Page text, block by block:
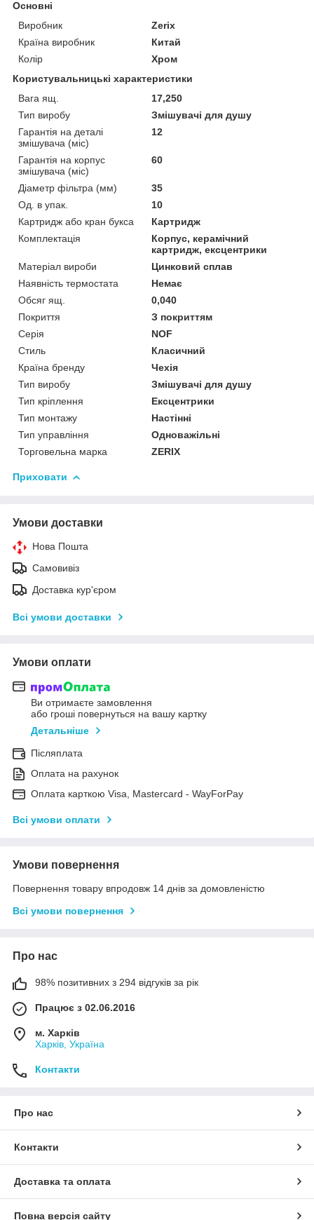
Основні
Виробник
Zerix
Країна виробник
Китай
Колір
Хром
Користувальницькі характеристики
Вага ящ.
17,250
Тип виробу
Змішувачі для душу
Гарантія на деталі
змішувача (міс)
12
Гарантія на корпус
змішувача (міс)
60
Діаметр фільтра (мм)
35
Од. в упак.
10
Картридж або кран букса
Картридж
Комплектація
Корпус, керамічний
картридж, ексцентрики
Матеріал вироби
Цинковий сплав
Наявність термостата
Немає
Обсяг ящ.
0,040
Покриття
З покриттям
Серія
NOF
Стиль
Класичний
Країна бренду
Чехія
Тип виробу
Змішувачі для душу
Тип кріплення
Ексцентрики
Тип монтажу
Настінні
Тип управління
Одноважільні
Торговельна марка
ZERIX
Приховати
Умови доставки
Нова Пошта
Самовивіз
Доставка кур'єром
Всі умови доставки
Умови оплати
Ви отримаєте замовлення
або гроші повернуться на вашу картку
Детальніше
Післяплата
Оплата на рахунок
Оплата карткою Visa, Mastercard - WayForPay
Всі умови оплати
Умови повернення
Повернення товару впродовж 14 днів за домовленістю
Всі умови повернення
Про нас
98% позитивних з 294 відгуків за рік
Працює з 02.06.2016
м. Харків
Харків, Україна
Контакти
Про нас
Контакти
Доставка та оплата
Повна версія сайту